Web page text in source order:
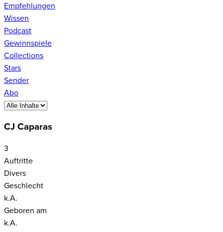
Empfehlungen
Wissen
Podcast
Gewinnspiele
Collections
Stars
Sender
Abo
CJ Caparas
3
Auftritte
Divers
Geschlecht
k.A.
Geboren am
k.A.